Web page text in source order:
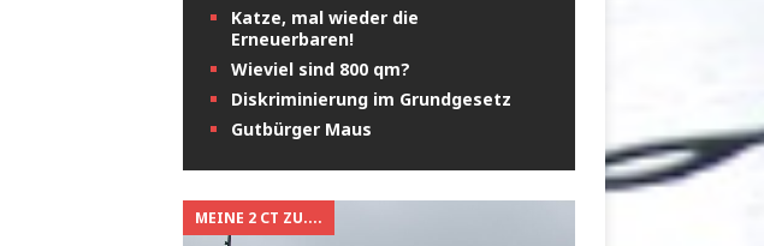
Katze, mal wieder die
Erneuerbaren!
Wieviel sind 800 qm?
Diskriminierung im Grundgesetz
Gutbürger Maus
MEINE 2 CT ZU....